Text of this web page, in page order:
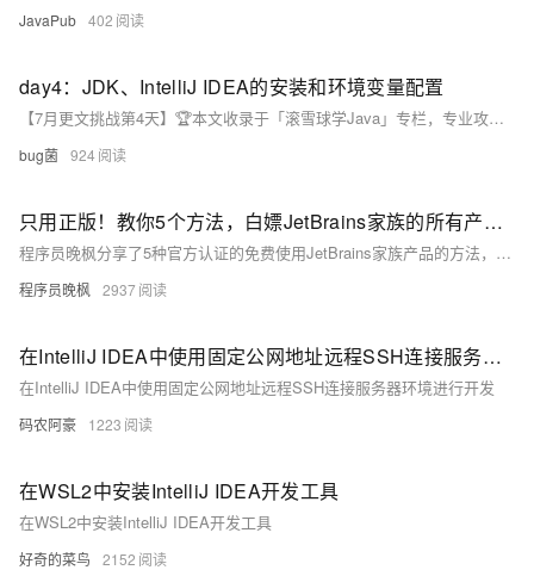
JavaPub 402
day4：JDK、IntelliJ IDEA的安装和环境变量配置
【7月更文挑战第4天】🏆本文收录于「滚雪球学Java」专栏，专业攻坚指数级提升，希望能够助你一臂之力，帮你早日登顶实现财富自由🚀；同时，欢迎大家关注&&收藏&&订阅！持续更新中，up！up！up！！
bug菌 924
只用正版！教你5个方法，白嫖JetBrains家族的所有产品，包含：IntelliJ IDEA、PyCharm、WebStorm、CLion、Rider
程序员晚枫分享了5种官方认证的免费使用JetBrains家族产品的方法，包括内容创作者计划、开源项目支持、教育许可证、用户组支持和开发者认可计划。这些方法帮助个人开发者与小型团队合法获取强大开发工具，如IntelliJ IDEA、PyCharm等，降低开发成本，提升效率。同时提醒大家遵守使用规范，尊重知识产权。
程序员晚枫 2937
在IntelliJ IDEA中使用固定公网地址远程SSH连接服务器环境进行开发
在IntelliJ IDEA中使用固定公网地址远程SSH连接服务器环境进行开发
码农阿豪 1223
在WSL2中安装IntelliJ IDEA开发工具
在WSL2中安装IntelliJ IDEA开发工具
好奇的菜鸟 2152